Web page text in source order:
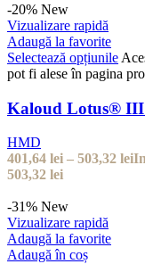
-20% New
Vizualizare rapidă
Adaugă la favorite
Selectează opțiunile
pot fi alese în pagina
Kaloud Lotus®
HMD
401,64 lei – 503,32 lei
503,32 lei
-31% New
Vizualizare rapidă
Adaugă la favorite
Adaugă în coș